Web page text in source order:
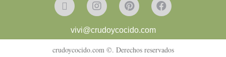
vivi@crudoycocido.com
crudoycocido.com ©. Derechos reservados